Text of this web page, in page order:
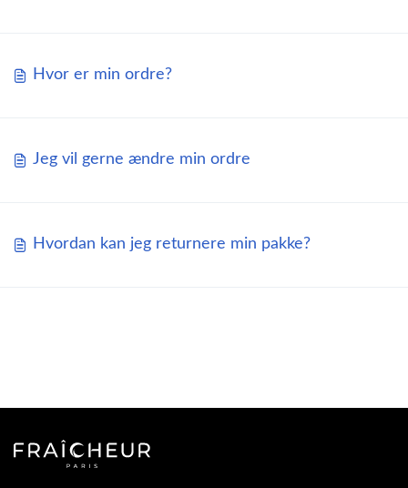
Hvor er min ordre?
Jeg vil gerne ændre min ordre
Hvordan kan jeg returnere min pakke?